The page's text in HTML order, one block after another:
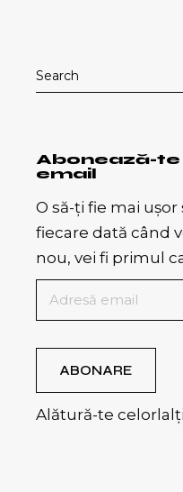
for:
Abonează-te
email
O să-ți fie mai
fiecare dată când
nou, vei fi primul
Adresă
email
ABONARE
Alătură-te